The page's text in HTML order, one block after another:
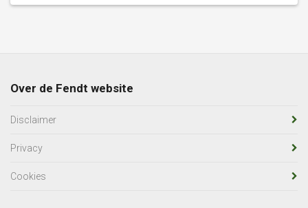
Over de Fendt website
Disclaimer
Privacy
Cookies